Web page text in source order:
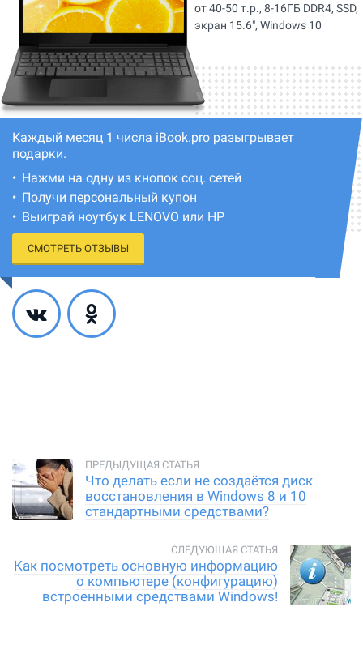
Каждый месяц 1 числа iBook.pro разыгрывает
подарки.
Нажми на одну из кнопок соц. сетей
Получи персональный купон
Выиграй ноутбук LENOVO или HP
СМОТРЕТЬ ОТЗЫВЫ
от 40-50 т.р., 8-16ГБ DDR4, SSD,
экран 15.6", Windows 10
Что делать если не создаётся диск
восстановления в Windows 8 и 10
стандартными средствами?
Как посмотреть основную информацию
о компьютере (конфигурацию)
встроенными средствами Windows!